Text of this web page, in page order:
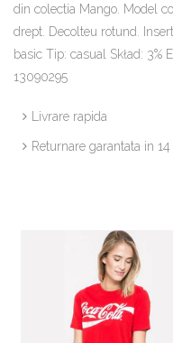
din colectia Mango. Model
drept. Decolteu rotund.
basic Tip: casual Skład: 3%
13090295
Livrare rapida
Returnare garantata in